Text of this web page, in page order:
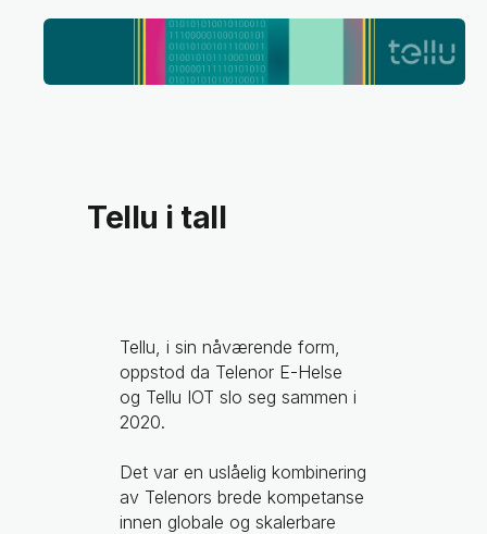
Tellu i tall
Tellu, i sin nåværende form,
oppstod da Telenor E-Helse
og Tellu IOT slo seg sammen i
2020.
Det var en uslåelig kombinering
av Telenors brede kompetanse
innen globale og skalerbare